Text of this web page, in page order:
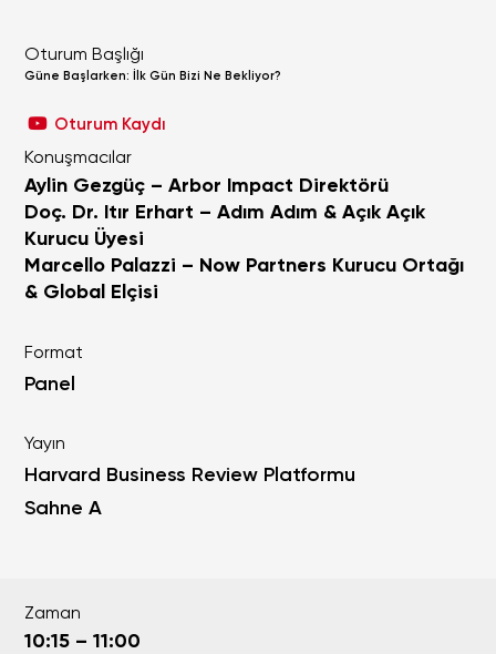
Oturum Başlığı
Güne Başlarken: İlk Gün Bizi Ne Bekliyor?
Oturum Kaydı
Konuşmacılar
Aylin Gezgüç – Arbor Impact Direktörü
Doç. Dr. Itır Erhart – Adım Adım & Açık Açık
Kurucu Üyesi
Marcello Palazzi – Now Partners Kurucu Ortağı
& Global Elçisi
Format
Panel
Yayın
Harvard Business Review Platformu
Sahne A
Zaman
10:15 – 11:00